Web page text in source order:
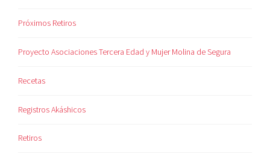
Próximos Retiros
Proyecto Asociaciones Tercera Edad y Mujer Molina de Segura
Recetas
Registros Akáshicos
Retiros